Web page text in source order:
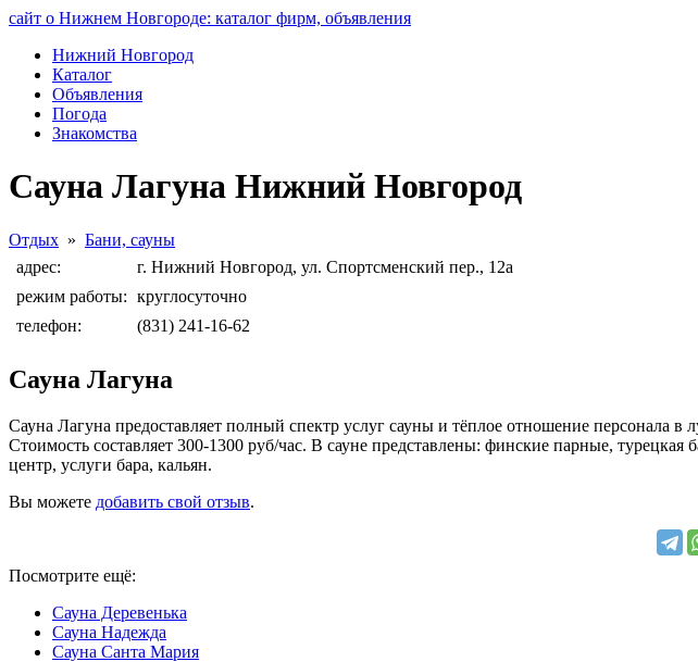
сайт о Нижнем Новгороде: каталог фирм, объявления
Нижний Новгород
Каталог
Объявления
Погода
Знакомства
Сауна Лагуна Нижний Новгород
Отдых » Бани, сауны
адрес:
г. Нижний Новгород, ул. Спортсменский пер., 12а
режим работы: круглосуточно
телефон:
(831) 241-16-62
Сауна Лагуна
Сауна Лагуна предоставляет полный спектр услуг сауны и тёплое отношение персонала
Стоимость составляет 300-1300 руб/час. В сауне представлены: финские парные,
центр, услуги бара, кальян.
Вы можете добавить свой отзыв.
Посмотрите ещё:
Сауна Деревенька
Сауна Надежда
Сауна Санта Мария